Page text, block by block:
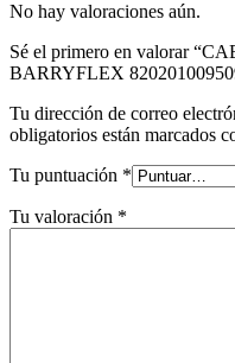
No hay valoraciones aún.
Sé el primero en valorar
BARRYFLEX
Tu dirección de correo
obligatorios están marcados
Tu puntuación *
Tu valoración *